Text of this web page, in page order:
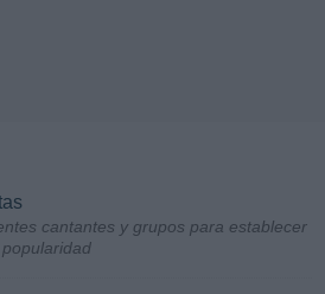
cantantes y grupos para establecer